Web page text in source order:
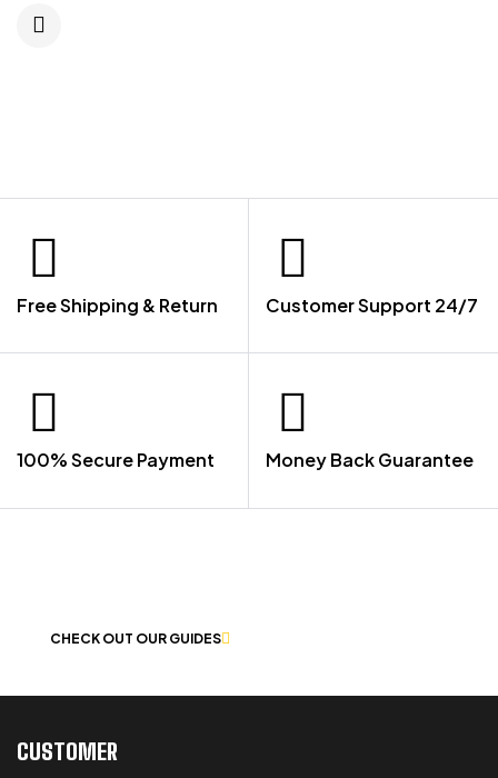
Free Shipping & Return Customer Support 24/7
100% Secure Payment Money Back Guarantee
CHECK OUT OUR GUIDES
CUSTOMER